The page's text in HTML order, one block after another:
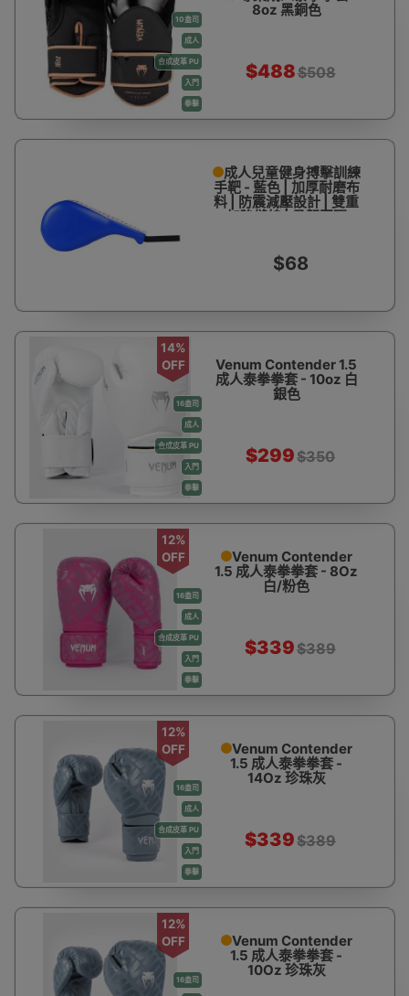
10盎司
成人
合成皮革 PU
入門
拳擊
8oz 黑銅色
$488$508
成人兒童健身搏擊訓練
手靶 - 藍色 | 加厚耐磨布
料 | 防震減壓設計 | 雙重
加強縫線 | 柔韌回彈
$68
16盎司
成人
合成皮革 PU
入門
拳擊
14%
OFF
Venum Contender 1.5
成人泰拳拳套 - 10oz 白
銀色
$299$350
16盎司
成人
合成皮革 PU
入門
拳擊
12%
OFF
Venum Contender
1.5 成人泰拳拳套 - 8Oz
白/粉色
$339$389
16盎司
成人
合成皮革 PU
入門
拳擊
12%
OFF
Venum Contender
1.5 成人泰拳拳套 -
14Oz 珍珠灰
$339$389
16盎司
12%
OFF
Venum Contender
1.5 成人泰拳拳套 -
10Oz 珍珠灰